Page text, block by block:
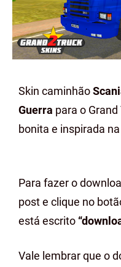
Skin caminhão
Guerra para o
bonita e inspirada
Para fazer o
post e clique no
está escrito
Vale lembrar que o